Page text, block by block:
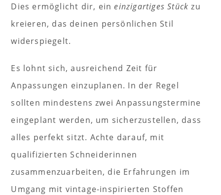
Dies ermöglicht dir, eineinzigartiges Stück zu
kreieren, das deinen persönlichen Stil
widerspiegelt.
Es lohnt sich, ausreichend Zeit für
Anpassungen einzuplanen. In der Regel
sollten mindestens zwei Anpassungstermine
eingeplant werden, um sicherzustellen, dass
alles perfekt sitzt. Achte darauf, mit
qualifizierten Schneiderinnen
zusammenzuarbeiten, die Erfahrungen im
Umgang mit vintage-inspirierten Stoffen